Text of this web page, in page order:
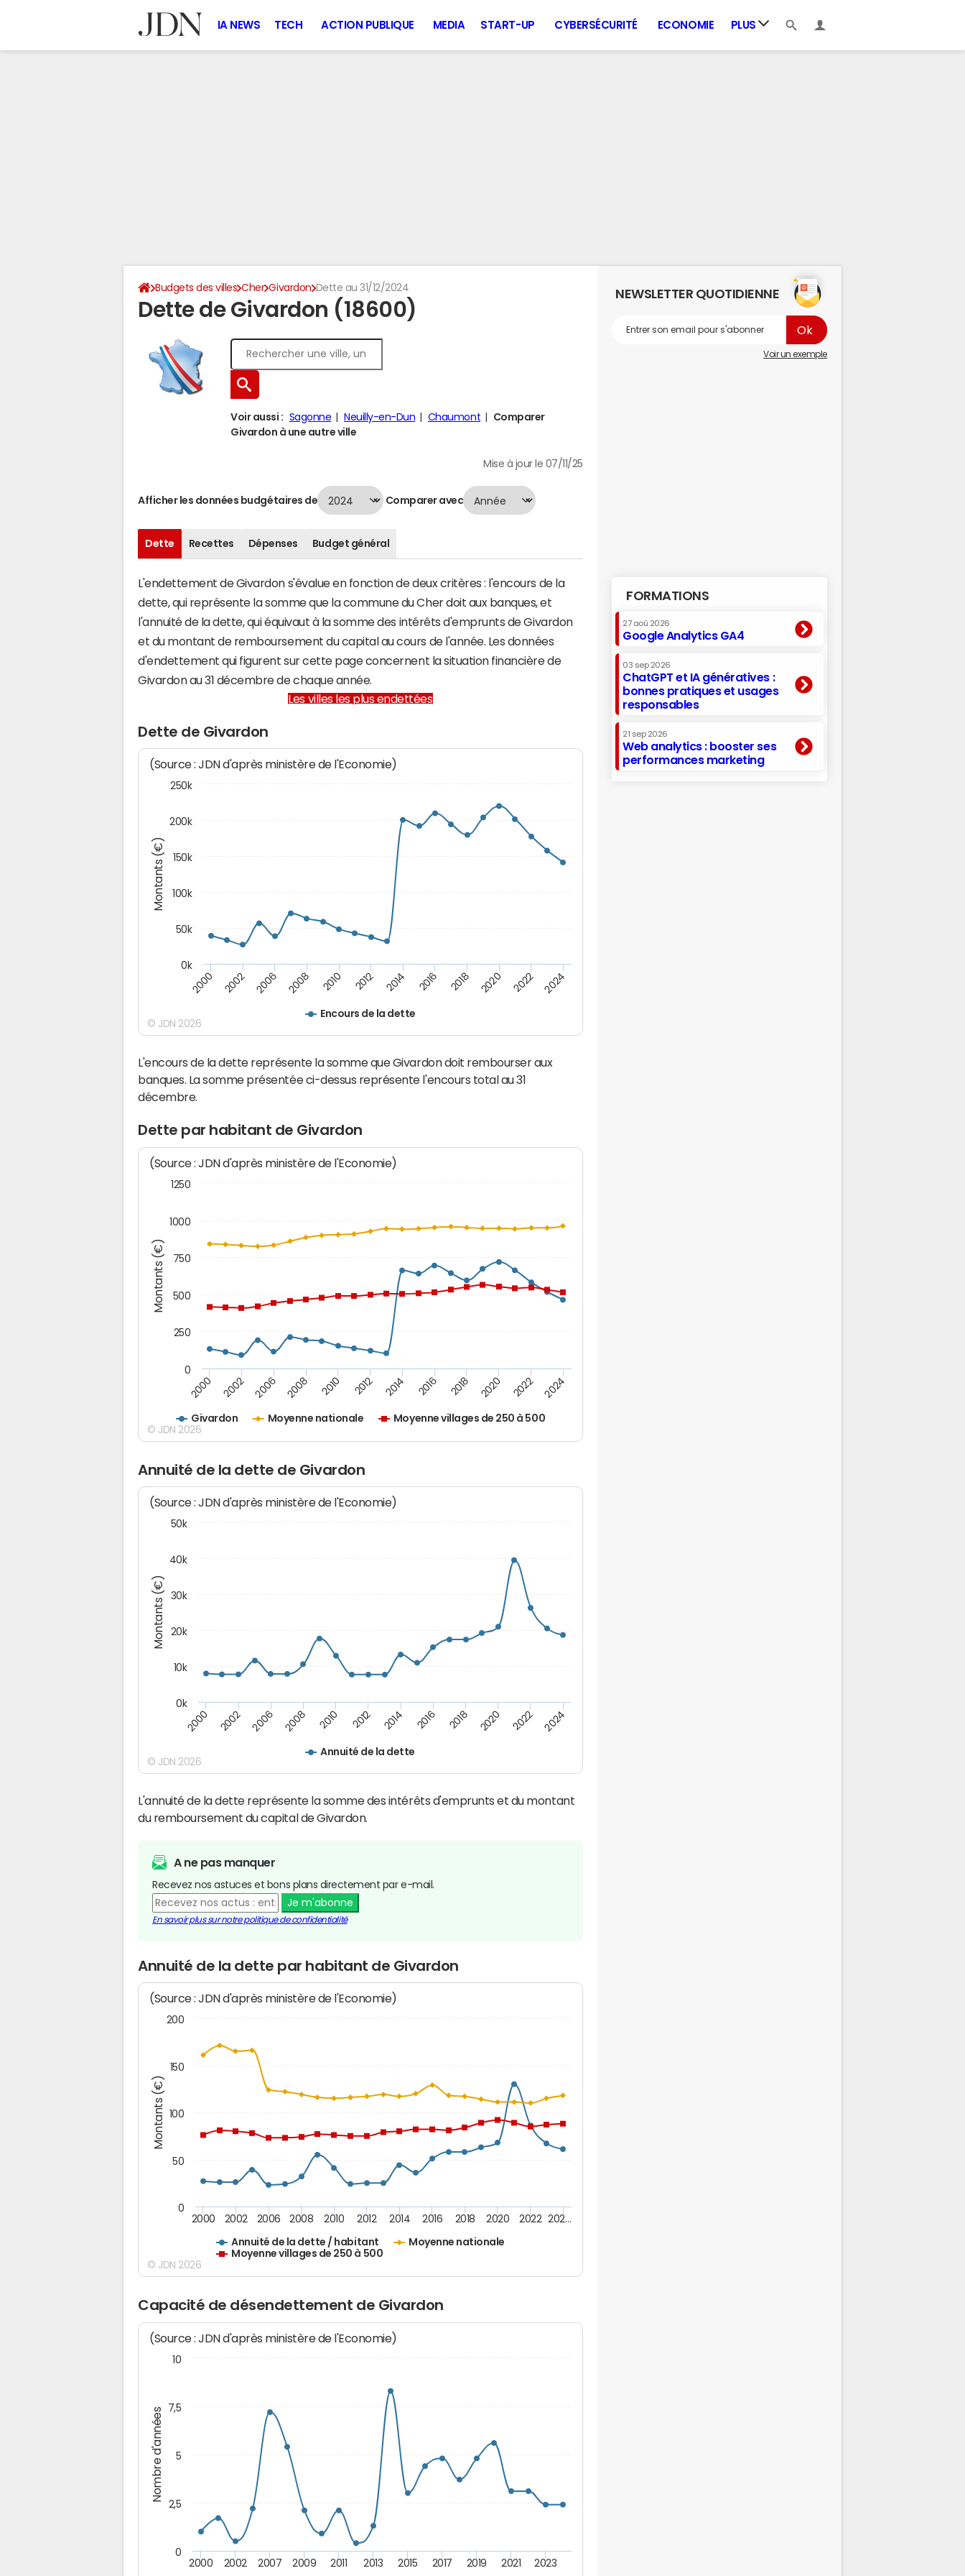
IA NEWS TECH ACTION PUBLIQUE MEDIA START-UP CYBERSÉCURITÉ ECONOMIE PLUS
Budgets des villes Cher Givardon Dette au 31/12/2024
Dette de Givardon (18600)
Voir aussi : Sagonne Neuilly-en-Dun Chaumont
Comparer
Givardon à une autre ville
Mise à jour le 07/11/25
Afficher les données budgétaires de Comparer avec
Dette Recettes Dépenses Budget général
L'endettement de Givardon s'évalue en fonction de deux critères : l'encours de la
dette, qui représente la somme que la commune du Cher doit aux banques, et
l'annuité de la dette, qui équivaut à la somme des intérêts d'emprunts de Givardon
et du montant de remboursement du capital au cours de l'année. Les données
d'endettement qui figurent sur cette page concernent la situation financière de
Givardon au 31 décembre de chaque année.
Les villes les plus endettées
Dette de Givardon
Montants (€)
(Source : JDN d'après ministère de l'Economie)
Encours de la dette
2000 2002 2006 2008 2010 2012 2014 2016 2018 2020 2022 2024
0k
50k
100k
150k
200k
250k
© JDN 2026
L'encours de la dette représente la somme que Givardon doit rembourser aux
banques. La somme présentée ci-dessus représente l'encours total au 31
décembre.
Dette par habitant de Givardon
Montants (€)
(Source : JDN d'après ministère de l'Economie)
Givardon Moyenne nationale Moyenne villages de 250 à 500
2000 2002 2006 2008 2010 2012 2014 2016 2018 2020 2022 2024
0
250
500
750
1000
1250
© JDN 2026
Annuité de la dette de Givardon
Montants (€)
(Source : JDN d'après ministère de l'Economie)
Annuité de la dette
2000 2002 2006 2008 2010 2012 2014 2016 2018 2020 2022 2024
0k
10k
20k
30k
40k
50k
© JDN 2026
L'annuité de la dette représente la somme des intérêts d'emprunts et du montant
du remboursement du capital de Givardon.
A ne pas manquer
Recevez nos astuces et bons plans directement par e-mail.
Je m'abonne
En savoir plus sur notre politique de confidentialité
Annuité de la dette par habitant de Givardon
Montants (€)
(Source : JDN d'après ministère de l'Economie)
Annuité de la dette / habitant
Moyenne nationale
Moyenne villages de 250 à 500
2000 2002 2006 2008 2010 2012 2014 2016 2018 2020 2022 202…
0
50
100
150
200
© JDN 2026
Capacité de désendettement de Givardon
Nombre d'années
(Source : JDN d'après ministère de l'Economie)
2000 2002 2007 2009 2011 2013 2015 2017 2019 2021 2023
0
2,5
5
7,5
10
NEWSLETTER QUOTIDIENNE
Voir un exemple
FORMATIONS
27 aoû 2026
Google Analytics GA4
03 sep 2026
ChatGPT et IA génératives :
bonnes pratiques et usages
responsables
21 sep 2026
Web analytics : booster ses
performances marketing